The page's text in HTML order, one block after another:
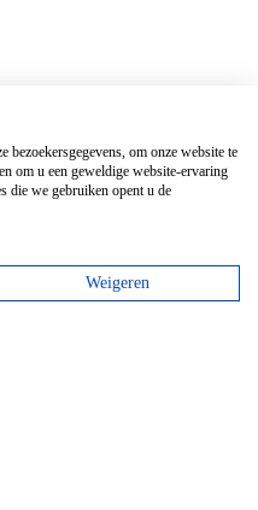
bezoekersgegevens, om onze website te
om u een geweldige website-ervaring
die we gebruiken opent u de
Weigeren